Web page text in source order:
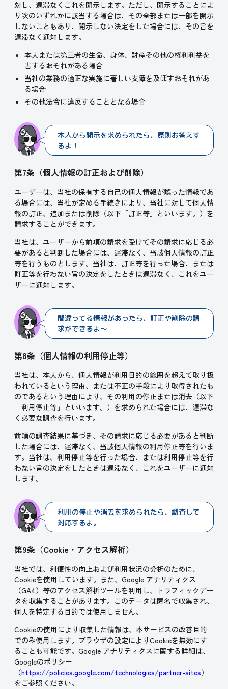
対し、遅滞なくこれを開示します。ただし、開示することによ
り次のいずれかに該当する場合は、その全部または一部を開示
しないこともあり、開示しない決定をした場合には、その旨を
遅滞なく通知します。
本人または第三者の生命、身体、財産その他の権利利益を
害するおそれがある場合
当社の業務の適正な実施に著しい支障を及ぼすおそれがあ
る場合
その他法令に違反することとなる場合
本人から開示を求められたら、原則お答えす
るよ！
第7条（個人情報の訂正および削除）
ユーザーは、当社の保有する自己の個人情報が誤った情報であ
る場合には、当社が定める手続きにより、当社に対して個人情
報の訂正、追加または削除（以下「訂正等」といいます。）を
請求することができます。
当社は、ユーザーから前項の請求を受けてその請求に応じる必
要があると判断した場合には、遅滞なく、当該個人情報の訂正
等を行うものとします。当社は、訂正等を行った場合、または
訂正等を行わない旨の決定をしたときは遅滞なく、これをユー
ザーに通知します。
間違ってる情報があったら、訂正や削除の請
求ができるよ～
第8条（個人情報の利用停止等）
当社は、本人から、個人情報が利用目的の範囲を超えて取り扱
われているという理由、または不正の手段により取得されたも
のであるという理由により、その利用の停止または消去（以下
「利用停止等」といいます。）を求められた場合には、遅滞な
く必要な調査を行います。
前項の調査結果に基づき、その請求に応じる必要があると判断
した場合には、遅滞なく、当該個人情報の利用停止等を行いま
す。当社は、利用停止等を行った場合、または利用停止等を行
わない旨の決定をしたときは遅滞なく、これをユーザーに通知
します。
利用の停止や消去を求められたら、調査して
対応するよ。
第9条（Cookie・アクセス解析）
当社では、利便性の向上および利用状況の分析のために、
Cookieを使用しています。また、Google アナリティクス
（GA4）等のアクセス解析ツールを利用し、トラフィックデー
タを収集することがあります。このデータは匿名で収集され、
個人を特定する目的では使用しません。
Cookieの使用により収集した情報は、本サービスの改善目的
でのみ使用します。ブラウザの設定によりCookieを無効にす
ることも可能です。Google アナリティクスに関する詳細は、
Googleのポリシー
（https://policies.google.com/technologies/partner-sites）
をご参照ください。